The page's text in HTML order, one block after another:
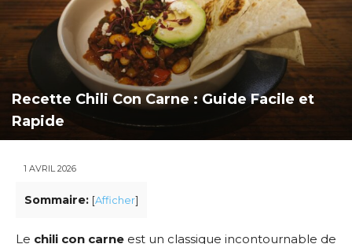
Recette Chili Con Carne : Guide Facile et
Rapide
1 AVRIL 2026
Sommaire: [Afficher]
Le chili con carne est un classique incontournable de